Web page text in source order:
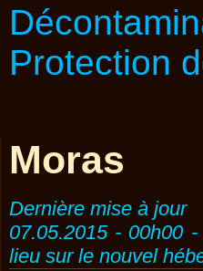
Moras
Dernière mise à jour
07.05.2015 - 00h00
lieu sur le nouvel